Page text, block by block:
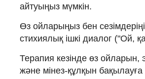
айтуыңыз мүмкін.
Өз ойларыңыз бен
стихиялық ішкі диалог ("Ой,
Терапия кезінде өз ойларын,
және мінез-құлқын бақылауға